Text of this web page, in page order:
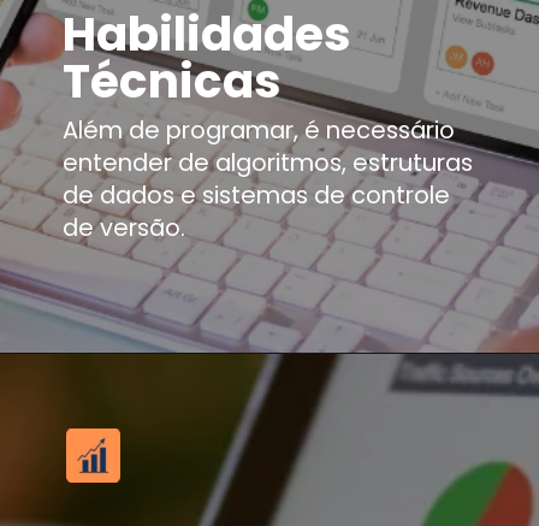
Habilidades
Técnicas
Além de programar, é necessário
entender de algoritmos, estruturas
de dados e sistemas de controle
de versão.